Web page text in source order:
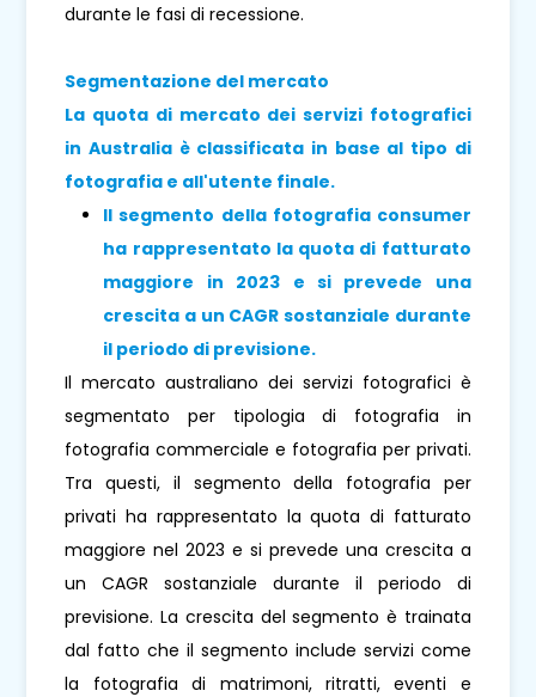
durante le fasi di recessione.
Segmentazione del mercato
La quota di mercato dei servizi fotografici
in Australia è classificata in base al tipo di
fotografia e all'utente finale.
Il segmento della fotografia consumer
ha rappresentato la quota di fatturato
maggiore in 2023 e si prevede una
crescita a un CAGR sostanziale durante
il periodo di previsione.
Il mercato australiano dei servizi fotografici è
segmentato per tipologia di fotografia in
fotografia commerciale e fotografia per privati.
Tra questi, il segmento della fotografia per
privati ​​ha rappresentato la quota di fatturato
maggiore nel 2023 e si prevede una crescita a
un CAGR sostanziale durante il periodo di
previsione. La crescita del segmento è trainata
dal fatto che il segmento include servizi come
la fotografia di matrimoni, ritratti, eventi e